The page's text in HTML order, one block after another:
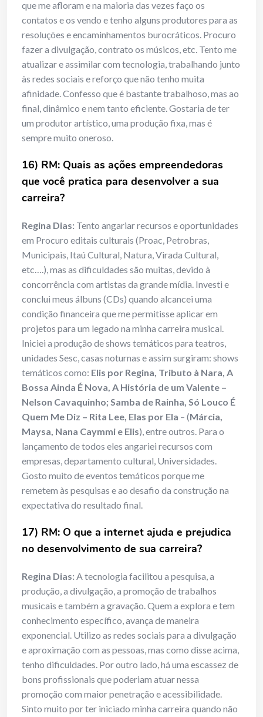
que me afloram e na maioria das vezes faço os
contatos e os vendo e tenho alguns produtores para as
resoluções e encaminhamentos burocráticos. Procuro
fazer a divulgação, contrato os músicos, etc. Tento me
atualizar e assimilar com tecnologia, trabalhando junto
às redes sociais e reforço que não tenho muita
afinidade. Confesso que é bastante trabalhoso, mas ao
final, dinâmico e nem tanto eficiente. Gostaria de ter
um produtor artístico, uma produção fixa, mas é
sempre muito oneroso.
16) RM: Quais as ações empreendedoras
que você pratica para desenvolver a sua
carreira?
Regina Dias: Tento angariar recursos e oportunidades
em Procuro editais culturais (Proac, Petrobras,
Municipais, Itaú Cultural, Natura, Virada Cultural,
etc….), mas as dificuldades são muitas, devido à
concorrência com artistas da grande mídia. Investi e
conclui meus álbuns (CDs) quando alcancei uma
condição financeira que me permitisse aplicar em
projetos para um legado na minha carreira musical.
Iniciei a produção de shows temáticos para teatros,
unidades Sesc, casas noturnas e assim surgiram: shows
temáticos como: Elis por Regina, Tributo à Nara, A
Bossa Ainda É Nova, A História de um Valente –
Nelson Cavaquinho; Samba de Rainha, Só Louco É
Quem Me Diz – Rita Lee, Elas por Ela – (Márcia,
Maysa, Nana Caymmi e Elis), entre outros. Para o
lançamento de todos eles angariei recursos com
empresas, departamento cultural, Universidades.
Gosto muito de eventos temáticos porque me
remetem às pesquisas e ao desafio da construção na
expectativa do resultado final.
17) RM: O que a internet ajuda e prejudica
no desenvolvimento de sua carreira?
Regina Dias:A tecnologia facilitou a pesquisa, a
produção, a divulgação, a promoção de trabalhos
musicais e também a gravação. Quem a explora e tem
conhecimento específico, avança de maneira
exponencial. Utilizo as redes sociais para a divulgação
e aproximação com as pessoas, mas como disse acima,
tenho dificuldades. Por outro lado, há uma escassez de
bons profissionais que poderiam atuar nessa
promoção com maior penetração e acessibilidade.
Sinto muito por ter iniciado minha carreira quando não